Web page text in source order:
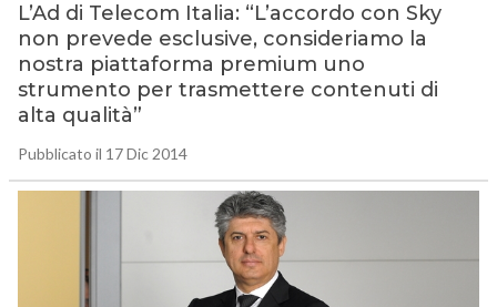
L’Ad di Telecom Italia: “L’accordo con Sky
non prevede esclusive, consideriamo la
nostra piattaforma premium uno
strumento per trasmettere contenuti di
alta qualità”
Pubblicato il 17 Dic 2014